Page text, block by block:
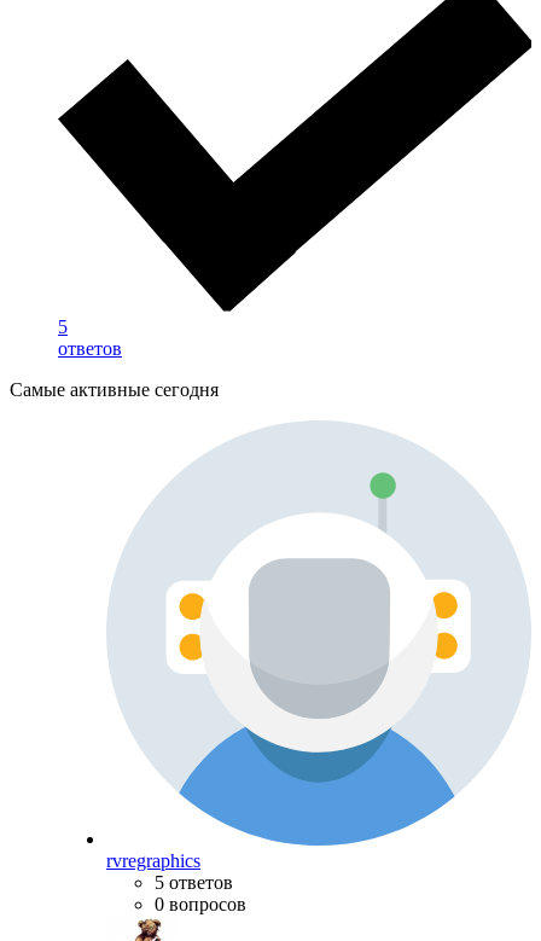
5
ответов
Самые активные сегодня
rvregraphics
5 ответов
0 вопросов